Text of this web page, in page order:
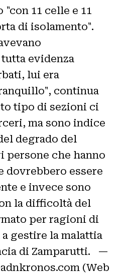
11 celle e 11
di isolamento".
evidenza
lui era
continua
tipo di sezioni ci
ma sono indice
degrado del
persone che hanno
dovrebbero essere
e invece sono
la difficoltà del
per ragioni di
gestire la malattia
di Zamparutti. —
(Web